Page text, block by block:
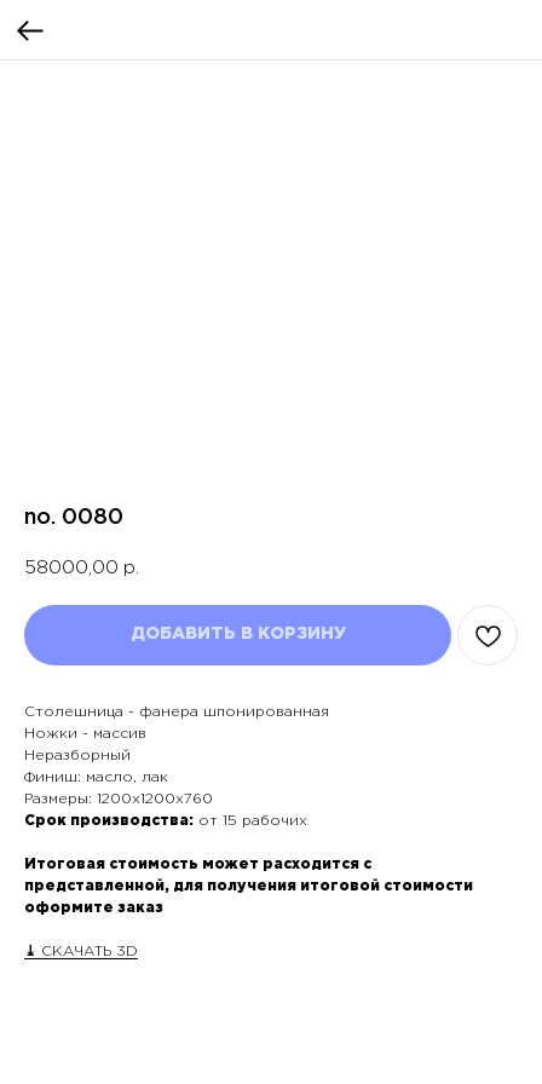
no. 0080
58000,00 р.
ДОБАВИТЬ В КОРЗИНУ
Столешница - фанера шпонированная
Ножки - массив
Неразборный
Финиш: масло, лак
Размеры: 1200х1200х760
Срок производства: от 15 рабочих
Итоговая стоимость может расходится с
представленной, для получения итоговой стоимости
оформите заказ
⤓ СКАЧАТЬ 3D